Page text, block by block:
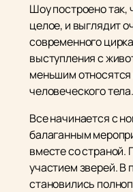
Шоу построено так,
целое, и выглядит
современного
выступления с
меньшим
человеческого тела.
Все начинается с
балаганным
вместе со
участием зверей. В
становились